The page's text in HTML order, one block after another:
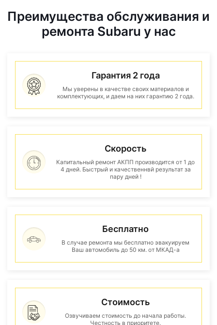
Преимущества обслуживания и
ремонта Subaru у нас
Гарантия 2 года
Мы уверены в качестве своих материалов и
комплектующих, и даем на них гарантию 2 года.
Скорость
Капитальный ремонт АКПП производится от 1 до
4 дней. Быстрый и качественнвй результат за
пару дней !
Бесплатно
В случае ремонта мы бесплатно эвакуируем
Ваш автомобиль до 50 км. от МКАД-а
Стоимость
Озвучиваем стоимость до начала работы.
Честность в приоритете.